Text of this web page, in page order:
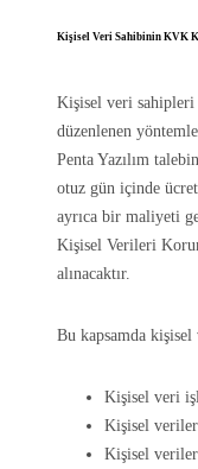
Kişisel Veri Sahibinin KVK
Kişisel veri sahipleri
düzenlenen
Penta Yazılım
otuz gün içinde
ayrıca bir maliyeti
Kişisel Verileri
alınacaktır.
Bu kapsamda
Kişisel veri
Kişisel
Kişisel